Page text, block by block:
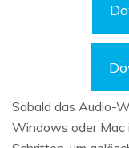
Sobald das Audio-
Windows oder Mac